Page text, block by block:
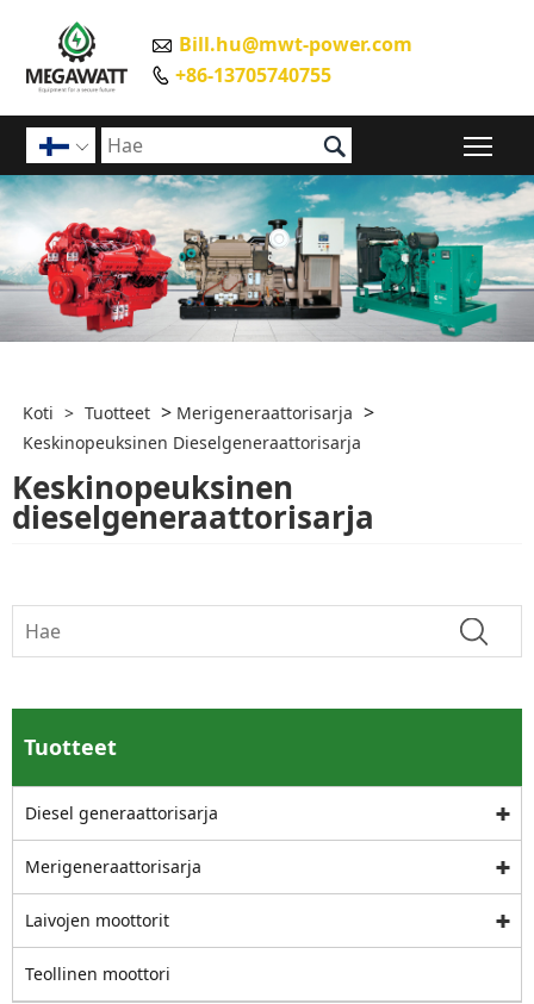
 Bill.hu@mwt-power.com
 +86-13705740755
 
Koti > Tuotteet > Merigeneraattorisarja >
Keskinopeuksinen Dieselgeneraattorisarja
Keskinopeuksinen
dieselgeneraattorisarja
Tuotteet
Diesel generaattorisarja
Merigeneraattorisarja
Laivojen moottorit
Teollinen moottori